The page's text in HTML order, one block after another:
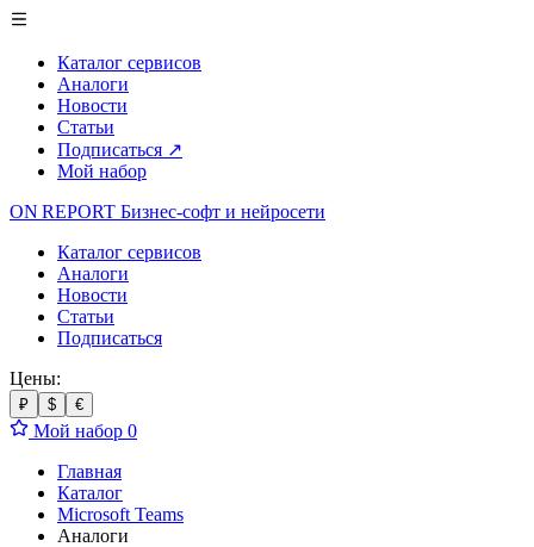
Каталог сервисов
Аналоги
Новости
Статьи
Подписаться ↗
Мой набор
ON REPORT Бизнес-софт и нейросети
Каталог сервисов
Аналоги
Новости
Статьи
Подписаться
Цены:
₽ $ €
Мой набор 0
Главная
Каталог
Microsoft Teams
Аналоги